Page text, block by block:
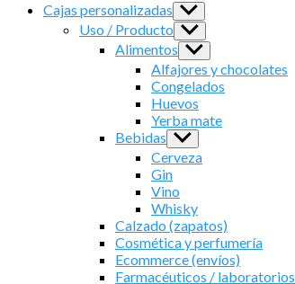
Cajas personalizadas Show
sub
menu
Uso / Producto Show
sub
menu
Alimentos Show
sub
menu
Alfajores y chocolates
Congelados
Huevos
Yerba mate
Bebidas Show
sub
menu
Cerveza
Gin
Vino
Whisky
Calzado (zapatos)
Cosmética y perfumería
Ecommerce (envíos)
Farmacéuticos / laboratorios